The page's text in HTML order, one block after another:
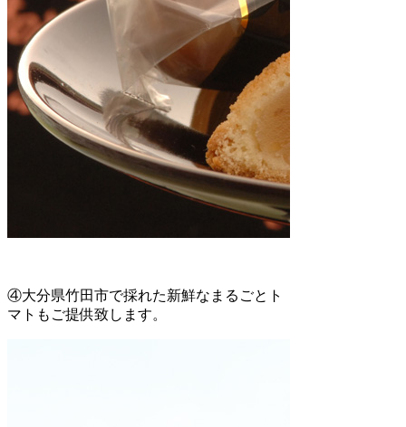
④大分県竹田市で採れた新鮮なまるごとト
マトもご提供致します。